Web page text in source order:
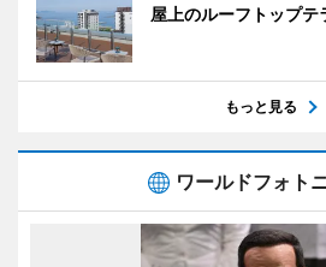
屋上のルーフトップ
もっと見る
ワールドフォト